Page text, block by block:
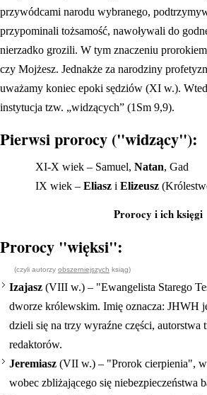
przywódcami narodu wybranego,
przypominali tożsamość, nawoływali do
nierzadko grozili. W tym znaczeniu
czy Mojżesz. Jednakże za narodziny
uważamy koniec epoki sędziów (XI w.).
instytucja tzw. „widzących” (1Sm 9,9).
Pierwsi prorocy ("widzący"):
XI-X wiek – Samuel, Natan, Gad
IX wiek – Eliasz i Elizeusz
Prorocy i ich księgi
Prorocy "więksi":
(czyli autorzy obszerniejszych ksiąg)
Izajasz (VIII w.) – "Ewangelista Starego
dworze królewskim. Imię oznacza: JHWH
dzieli się na trzy wyraźne części, autorstwa
redaktorów.
Jeremiasz (VII w.) – "Prorok cierpienia",
wobec zbliżającego się niebezpieczeństwa